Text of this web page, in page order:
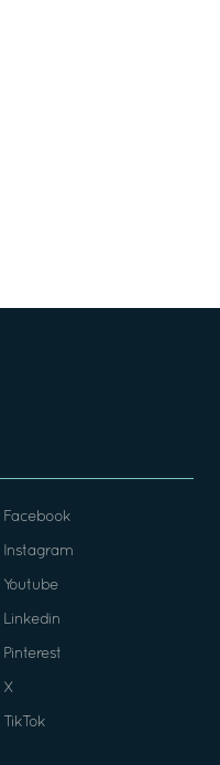
Facebook
Instagram
Youtube
Linkedin
Pinterest
X
TikTok